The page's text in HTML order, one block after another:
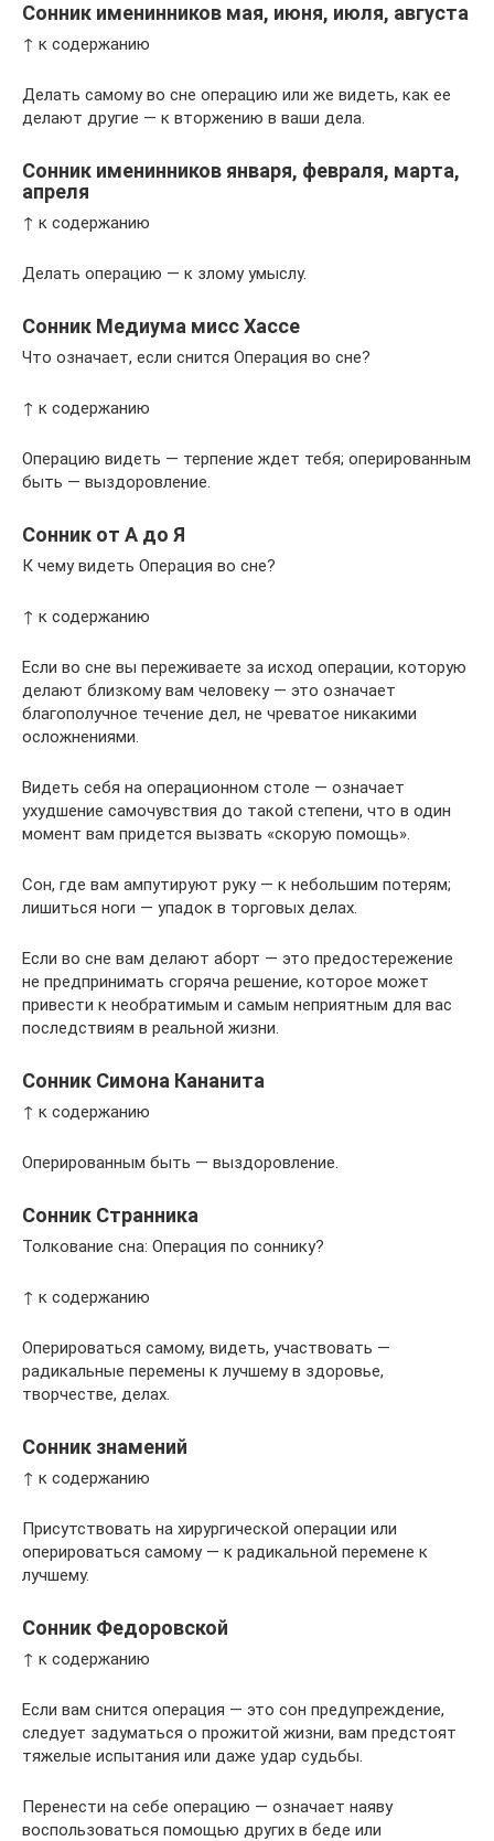
Сонник именинников мая, июня, июля, августа
↑ к содержанию
Делать самому во сне операцию или же видеть, как ее
делают другие — к вторжению в ваши дела.
Сонник именинников января, февраля, марта,
апреля
↑ к содержанию
Делать операцию — к злому умыслу.
Сонник Медиума мисс Хассе
Что означает, если снится Операция во сне?
↑ к содержанию
Операцию видеть — терпение ждет тебя; оперированным
быть — выздоровление.
Сонник от А до Я
К чему видеть Операция во сне?
↑ к содержанию
Если во сне вы переживаете за исход операции, которую
делают близкому вам человеку — это означает
благополучное течение дел, не чреватое никакими
осложнениями.
Видеть себя на операционном столе — означает
ухудшение самочувствия до такой степени, что в один
момент вам придется вызвать «скорую помощь».
Сон, где вам ампутируют руку — к небольшим потерям;
лишиться ноги — упадок в торговых делах.
Если во сне вам делают аборт — это предостережение
не предпринимать сгоряча решение, которое может
привести к необратимым и самым неприятным для вас
последствиям в реальной жизни.
Сонник Симона Кананита
↑ к содержанию
Оперированным быть — выздоровление.
Сонник Странника
Толкование сна: Операция по соннику?
↑ к содержанию
Оперироваться самому, видеть, участвовать —
радикальные перемены к лучшему в здоровье,
творчестве, делах.
Сонник знамений
↑ к содержанию
Присутствовать на хирургической операции или
оперироваться самому — к радикальной перемене к
лучшему.
Сонник Федоровской
↑ к содержанию
Если вам снится операция — это сон предупреждение,
следует задуматься о прожитой жизни, вам предстоят
тяжелые испытания или даже удар судьбы.
Перенести на себе операцию — означает наяву
воспользоваться помощью других в беде или